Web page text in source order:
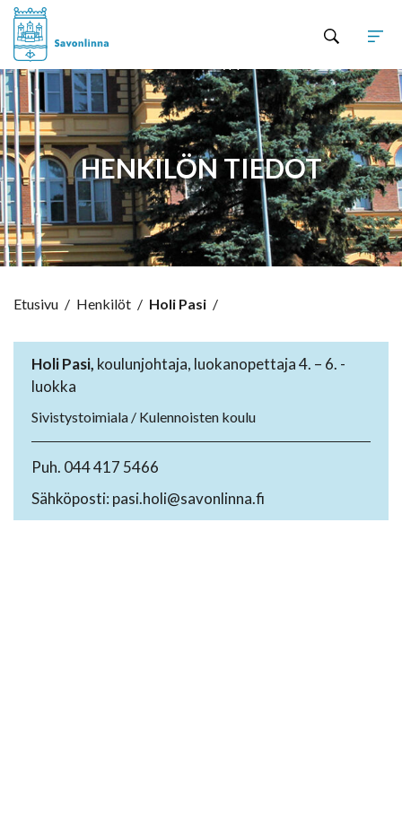
HENKILÖN TIEDOT
Etusivu / Henkilöt / Holi Pasi /
Holi Pasi, koulunjohtaja, luokanopettaja 4. – 6. -
luokka
Sivistystoimiala / Kulennoisten koulu
Puh. 044 417 5466
Sähköposti: pasi.holi@savonlinna.fi